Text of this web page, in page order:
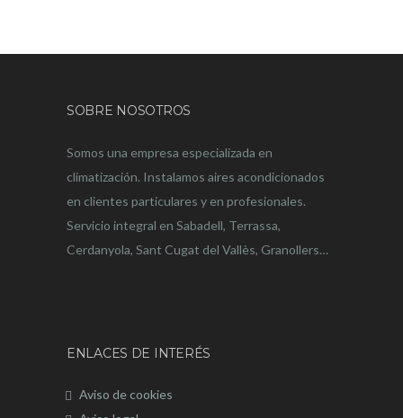
SOBRE NOSOTROS
Somos una empresa especializada en
climatización. Instalamos aires acondicionados
en clientes particulares y en profesionales.
Servicio integral en Sabadell, Terrassa,
Cerdanyola, Sant Cugat del Vallès, Granollers…
ENLACES DE INTERÉS
Aviso de cookies